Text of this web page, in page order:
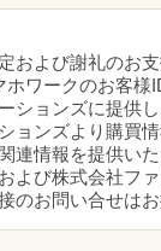
および謝礼のお
ホワークのお客様
ションズに提供
ョンズより購買
連情報を提供いた
よび株式会社フ
のお問い合せはお